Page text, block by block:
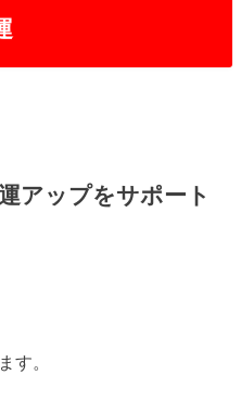
アップをサポート
す。